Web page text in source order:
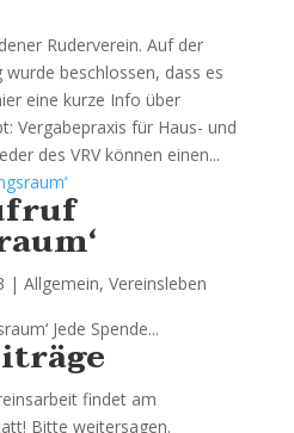
Ruderverein. Auf der
beschlossen, dass es
eine kurze Info über
Vergabepraxis für Haus- und
des VRV können einen...
| Allgemein, Vereinsleben
Jede Spende...
findet am
Bitte weitersagen.